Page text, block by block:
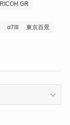
RICOH GR
α7III 東京百景